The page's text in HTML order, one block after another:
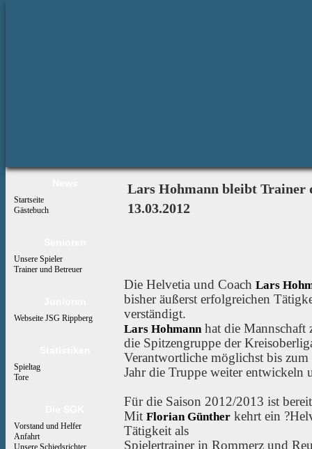
Startseite
Gästebuch
Unsere Spieler
Trainer und Betreuer
Webseite JSG Rippberg
Spieltag
Tore
Vorstand und Helfer
Anfahrt
Unsere Schiedsrichter
Lars Hohmann bleibt Trainer
13.03.2012
Die Helvetia und Coach Lars
bisher äußerst erfolgreichen
verständigt.
Lars Hohmannhat die Mannschaft
die Spitzengruppe der
Verantwortliche möglichst bis
Jahr die Truppe weiter entwickeln
Für die Saison 2012/2013 ist
Mit Florian Günther kehrt ein
Tätigkeit als
Spielertrainer in Rommerz und